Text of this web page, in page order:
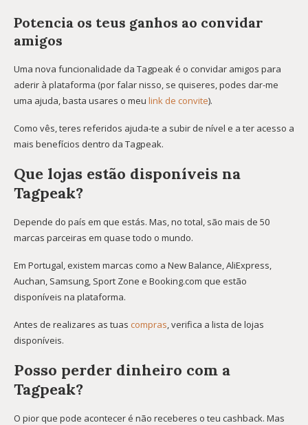
Potencia os teus ganhos ao convidar
amigos
Uma nova funcionalidade da Tagpeak é o convidar amigos para
aderir à plataforma (por falar nisso, se quiseres, podes dar-me
uma ajuda, basta usares o meu link de convite).
Como vês, teres referidos ajuda-te a subir de nível e a ter acesso a
mais benefícios dentro da Tagpeak.
Que lojas estão disponíveis na
Tagpeak?
Depende do país em que estás. Mas, no total, são mais de 50
marcas parceiras em quase todo o mundo.
Em Portugal, existem marcas como a New Balance, AliExpress,
Auchan, Samsung, Sport Zone e Booking.com que estão
disponíveis na plataforma.
Antes de realizares as tuas compras, verifica a lista de lojas
disponíveis.
Posso perder dinheiro com a
Tagpeak?
O pior que pode acontecer é não receberes o teu cashback. Mas